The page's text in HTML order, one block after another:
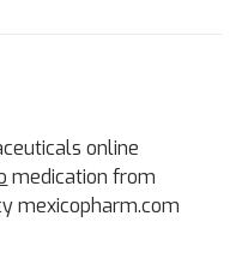
online
medication from
mexicopharm.com